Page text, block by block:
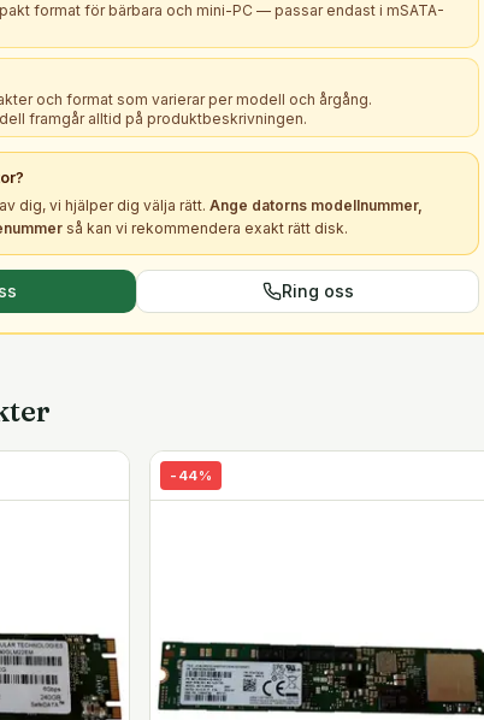
format för bärbara och mini-PC — passar endast i mSATA-
och format som varierar per modell och årgång.
framgår alltid på produktbeskrivningen.
dig, vi hjälper dig välja rätt. Ange datorns modellnummer,
så kan vi rekommendera exakt rätt disk.
Ring oss
- 44%